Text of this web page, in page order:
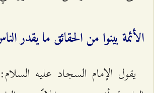
الأئمة بينوا من الحقائق ما يقدر
يقول الإمام السجاد عليه